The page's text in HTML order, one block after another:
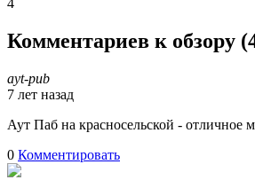
4
Комментариев к обзору (
ayt-pub
7 лет назад
Аут Паб на красносельской - отличное
0 Комментировать